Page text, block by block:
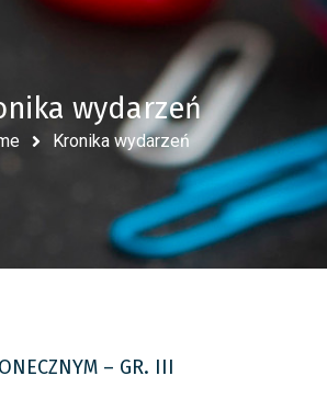
wydarzeń
Kronika wydarzeń
– GR. III